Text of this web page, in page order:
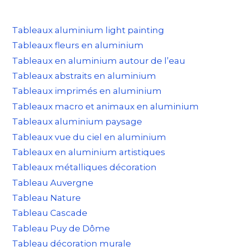
Tableaux aluminium light painting
Tableaux fleurs en aluminium
Tableaux en aluminium autour de l’eau
Tableaux abstraits en aluminium
Tableaux imprimés en aluminium
Tableaux macro et animaux en aluminium
Tableaux aluminium paysage
Tableaux vue du ciel en aluminium
Tableaux en aluminium artistiques
Tableaux métalliques décoration
Tableau Auvergne
Tableau Nature
Tableau Cascade
Tableau Puy de Dôme
Tableau décoration murale